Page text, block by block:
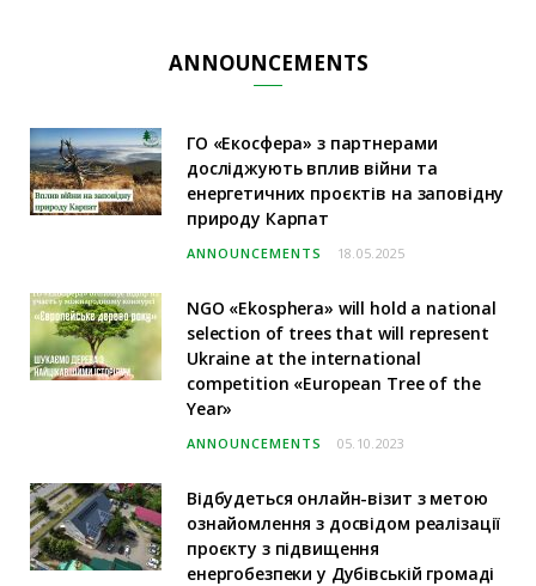
ANNOUNCEMENTS
ГО «Екосфера» з партнерами
досліджують вплив війни та
енергетичних проєктів на заповідну
природу Карпат
ANNOUNCEMENTS 18.05.2025
NGO «Ekosphera» will hold a national
selection of trees that will represent
Ukraine at the international
competition «European Tree of the
Year»
ANNOUNCEMENTS 05.10.2023
Відбудеться онлайн-візит з метою
ознайомлення з досвідом реалізації
проєкту з підвищення
енергобезпеки у Дубівській громаді